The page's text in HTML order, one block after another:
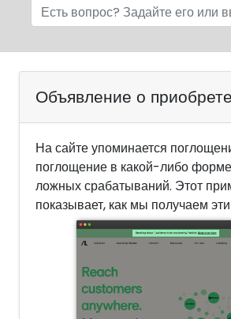
Объявление о
На сайте упоминается
поглощение в какой-либо
ложных срабатываний. Этот
показывает, как мы получаем